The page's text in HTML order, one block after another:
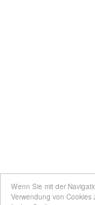
Wenn Sie mit der
Verwendung von